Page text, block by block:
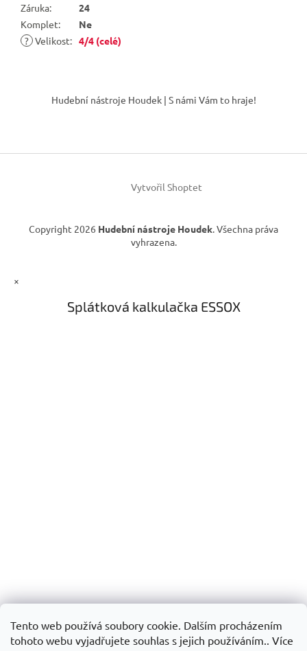
Tento web používá soubory cookie. Dalším procházením
tohoto webu vyjadřujete souhlas s jejich používáním.. Více
Záruka:
24
Komplet:
Ne
? Velikost: 4/4 (celé)
í
Hudební nástroje Houdek | S námi Vám to hraje!
Vytvořil Shoptet
Copyright 2026 Hudební nástroje Houdek. Všechna práva
vyhrazena.
×
Splátková kalkulačka ESSOX